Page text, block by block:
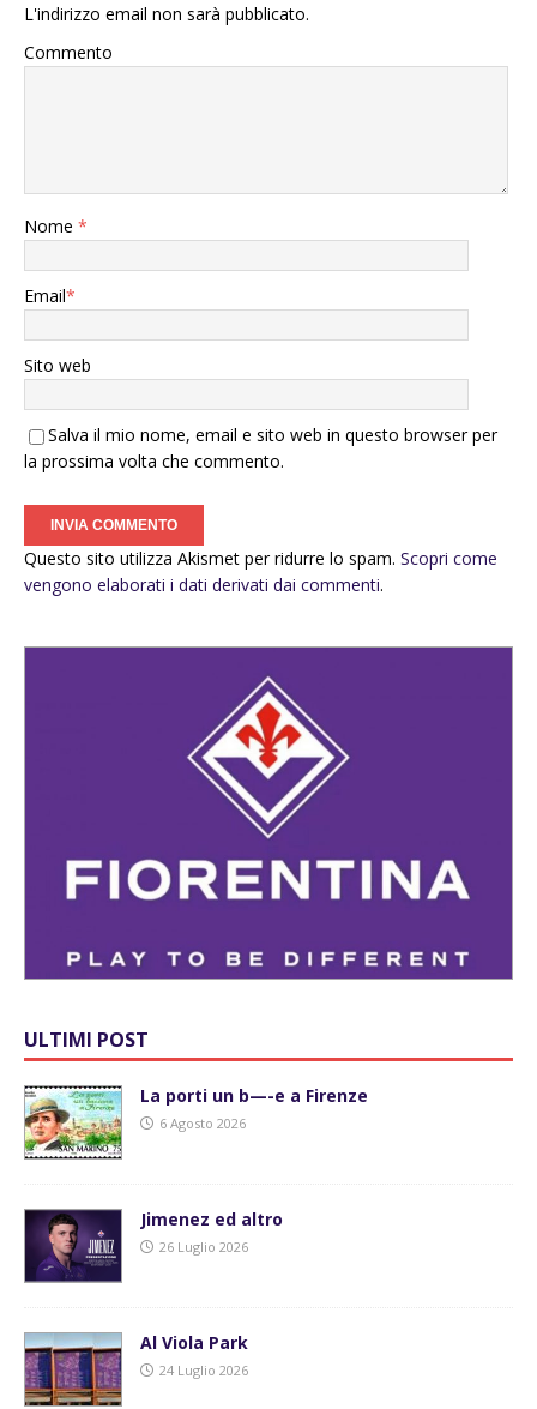
L'indirizzo email non sarà pubblicato.
Commento
Nome *
Email*
Sito web
Salva il mio nome, email e sito web in questo browser per
la prossima volta che commento.
Questo sito utilizza Akismet per ridurre lo spam. Scopri come
vengono elaborati i dati derivati dai commenti.
ULTIMI POST
La porti un b—-e a Firenze
6 Agosto 2026
Jimenez ed altro
26 Luglio 2026
Al Viola Park
24 Luglio 2026